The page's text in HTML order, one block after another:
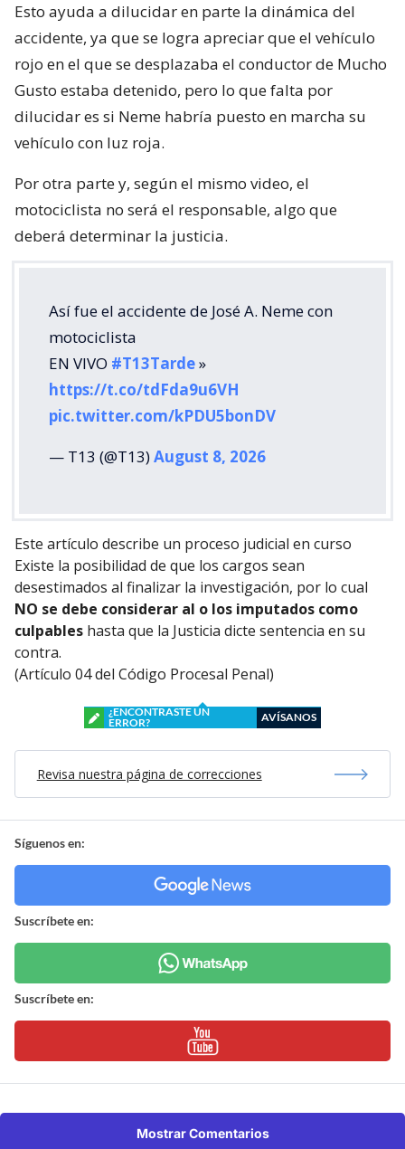
Esto ayuda a dilucidar en parte la dinámica del
accidente, ya que se logra apreciar que el vehículo
rojo en el que se desplazaba el conductor de Mucho
Gusto estaba detenido, pero lo que falta por
dilucidar es si Neme habría puesto en marcha su
vehículo con luz roja.
Por otra parte y, según el mismo video, el
motociclista no será el responsable, algo que
deberá determinar la justicia.
Así fue el accidente de José A. Neme con
motociclista
EN VIVO #T13Tarde»
https://t.co/tdFda9u6VH
pic.twitter.com/kPDU5bonDV
— T13 (@T13)August 8, 2026
Este artículo describe un proceso judicial en curso
Existe la posibilidad de que los cargos sean
desestimados al finalizar la investigación, por lo cual
NO se debe considerar al o los imputados como
culpables hasta que la Justicia dicte sentencia en su
contra.
(Artículo 04 del Código Procesal Penal)
¿ENCONTRASTE UN
ERROR?
AVÍSANOS
Revisa nuestra página de correcciones
Síguenos en:
Suscríbete en:
Suscríbete en:
Mostrar Comentarios